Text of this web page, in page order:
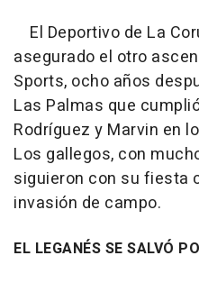
El Deportivo de La
asegurado el otro
Sports, ocho años
Las Palmas que
Rodríguez y Marvin en
Los gallegos, con
siguieron con su fiesta
invasión de campo.
EL LEGANÉS SE SALVÓ